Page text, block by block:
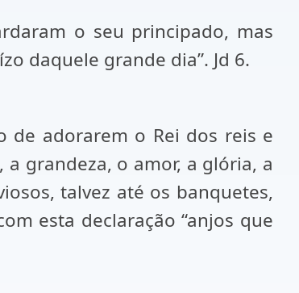
o seu principado, mas
daquele grande dia”. Jd 6.
de adorarem o Rei dos reis e
grandeza, o amor, a glória, a
talvez até os banquetes,
esta declaração “anjos que